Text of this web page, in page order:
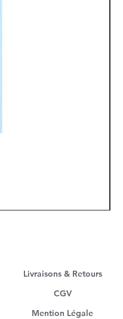
Livraisons & Retours
CGV
Mention Légale